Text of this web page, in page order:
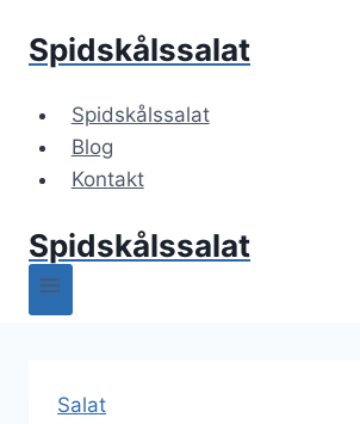
Spidskålssalat
Spidskålssalat
Blog
Kontakt
Spidskålssalat
Salat